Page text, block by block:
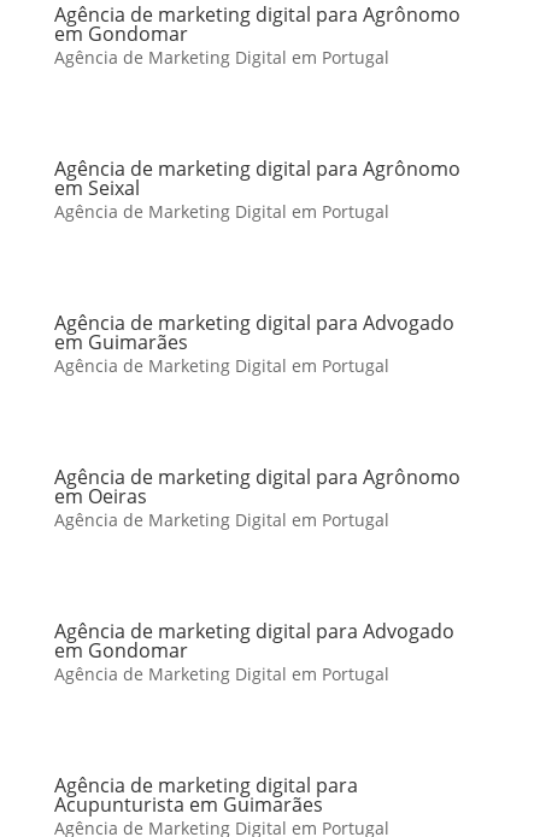
Agência de marketing digital para Agrônomo
em Gondomar
Agência de Marketing Digital em Portugal
Agência de marketing digital para Agrônomo
em Seixal
Agência de Marketing Digital em Portugal
Agência de marketing digital para Advogado
em Guimarães
Agência de Marketing Digital em Portugal
Agência de marketing digital para Agrônomo
em Oeiras
Agência de Marketing Digital em Portugal
Agência de marketing digital para Advogado
em Gondomar
Agência de Marketing Digital em Portugal
Agência de marketing digital para
Acupunturista em Guimarães
Agência de Marketing Digital em Portugal